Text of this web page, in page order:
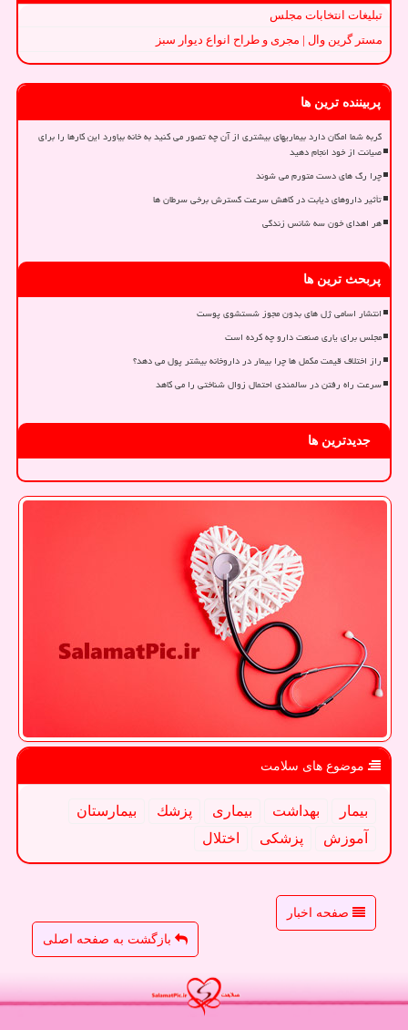
تبلیغات انتخابات مجلس
مستر گرین وال | مجری و طراح انواع دیوار سبز
پربیننده ترین ها
گربه شما امکان دارد بیماریهای بیشتری از آن چه تصور می کنید به خانه بیاورد این کارها را برای
صیانت از خود انجام دهید
چرا رگ های دست متورم می شوند
تأثیر داروهای دیابت در کاهش سرعت گسترش برخی سرطان ها
هر اهدای خون سه شانس زندگی
پربحث ترین ها
انتشار اسامی ژل های بدون مجوز شستشوی پوست
مجلس برای یاری صنعت دارو چه کرده است
راز اختلاف قیمت مکمل ها چرا بیمار در داروخانه بیشتر پول می دهد؟
سرعت راه رفتن در سالمندی احتمال زوال شناختی را می کاهد
جدیدترین ها
موضوع های سلامت
بیمار بهداشت بیماری پزشك
بیمارستان
آموزش
پزشكی اختلال
صفحه اخبار
بازگشت به صفحه اصلی